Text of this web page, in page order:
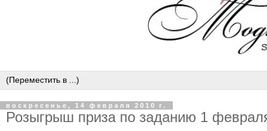
воскресенье, 14 февраля 2010 г.
Розыгрыш приза по заданию 1